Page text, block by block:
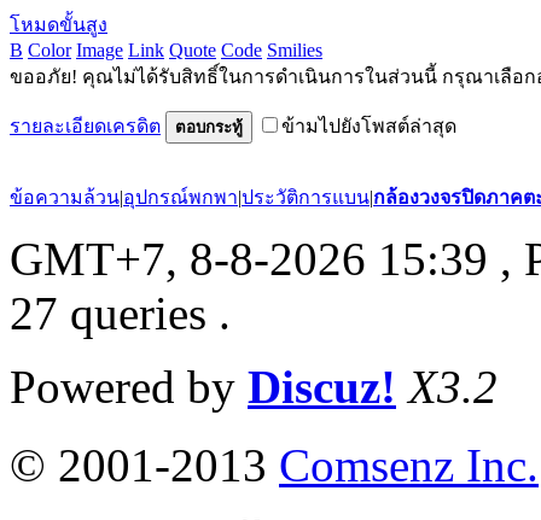
โหมดขั้นสูง
B Color Image Link Quote Code Smilies
ขออภัย! คุณไม่ได้รับสิทธิ์ในการดำเนินการในส่วนนี้ กรุณาเลือก
รายละเอียดเครดิต ตอบกระทู้ ข้ามไปยังโพสต์ล่าสุด
ข้อความล้วน|อุปกรณ์พกพา|ประวัติการแบน|กล้องวงจรปิดภาค
GMT+7, 8-8-2026 15:39 ,
27 queries .
Powered by Discuz! X3.2
© 2001-2013 Comsenz Inc.